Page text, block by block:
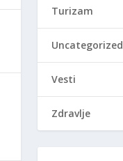
Turizam
Uncategorized
Vesti
Zdravlje